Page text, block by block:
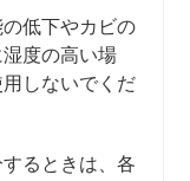
低下やカビの
度の高い場
しないでくだ
るときは、各